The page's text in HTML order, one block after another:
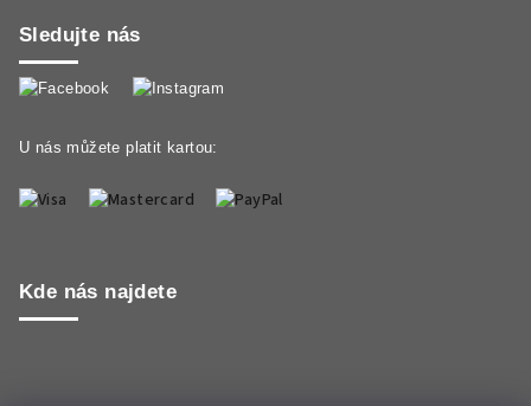
Sledujte nás
U nás můžete platit kartou:
Kde nás najdete